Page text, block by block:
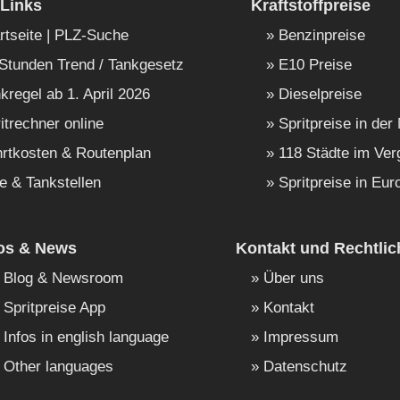
| PLZ-Suche
Trend / Tankgesetz
ab 1. April 2026
online
& Routenplan
& Tankstellen
Kraftstoffpreise
Benzinpreise
E10 Preise
Dieselpreise
Spritpreise in der
118 Städte im
Spritpreise in
& News
Blog & Newsroom
Spritpreise App
Infos in english language
Other languages
Kontakt und
Über uns
Kontakt
Impressum
Datenschutz